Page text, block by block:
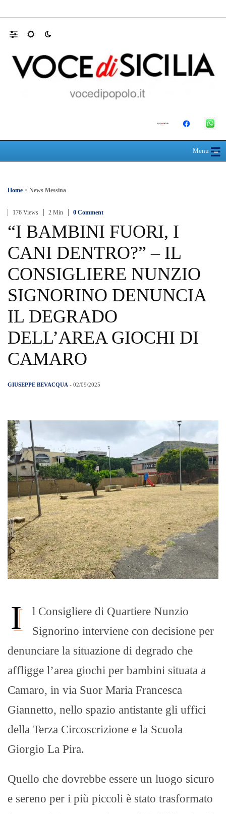
Menu≡
☰
Home > News Messina
176 Views 2 Min 0 Comment
“I BAMBINI FUORI, I
CANI DENTRO?” – IL
CONSIGLIERE NUNZIO
SIGNORINO DENUNCIA
IL DEGRADO
DELL’AREA GIOCHI DI
CAMARO
GIUSEPPE BEVACQUA - 02/09/2025
I
l Consigliere di Quartiere Nunzio
Signorino interviene con decisione per
denunciare la situazione di degrado che
affligge l’area giochi per bambini situata a
Camaro, in via Suor Maria Francesca
Giannetto, nello spazio antistante gli uffici
della Terza Circoscrizione e la Scuola
Giorgio La Pira.
Quello che dovrebbe essere un luogo sicuro
e sereno per i più piccoli è stato trasformato